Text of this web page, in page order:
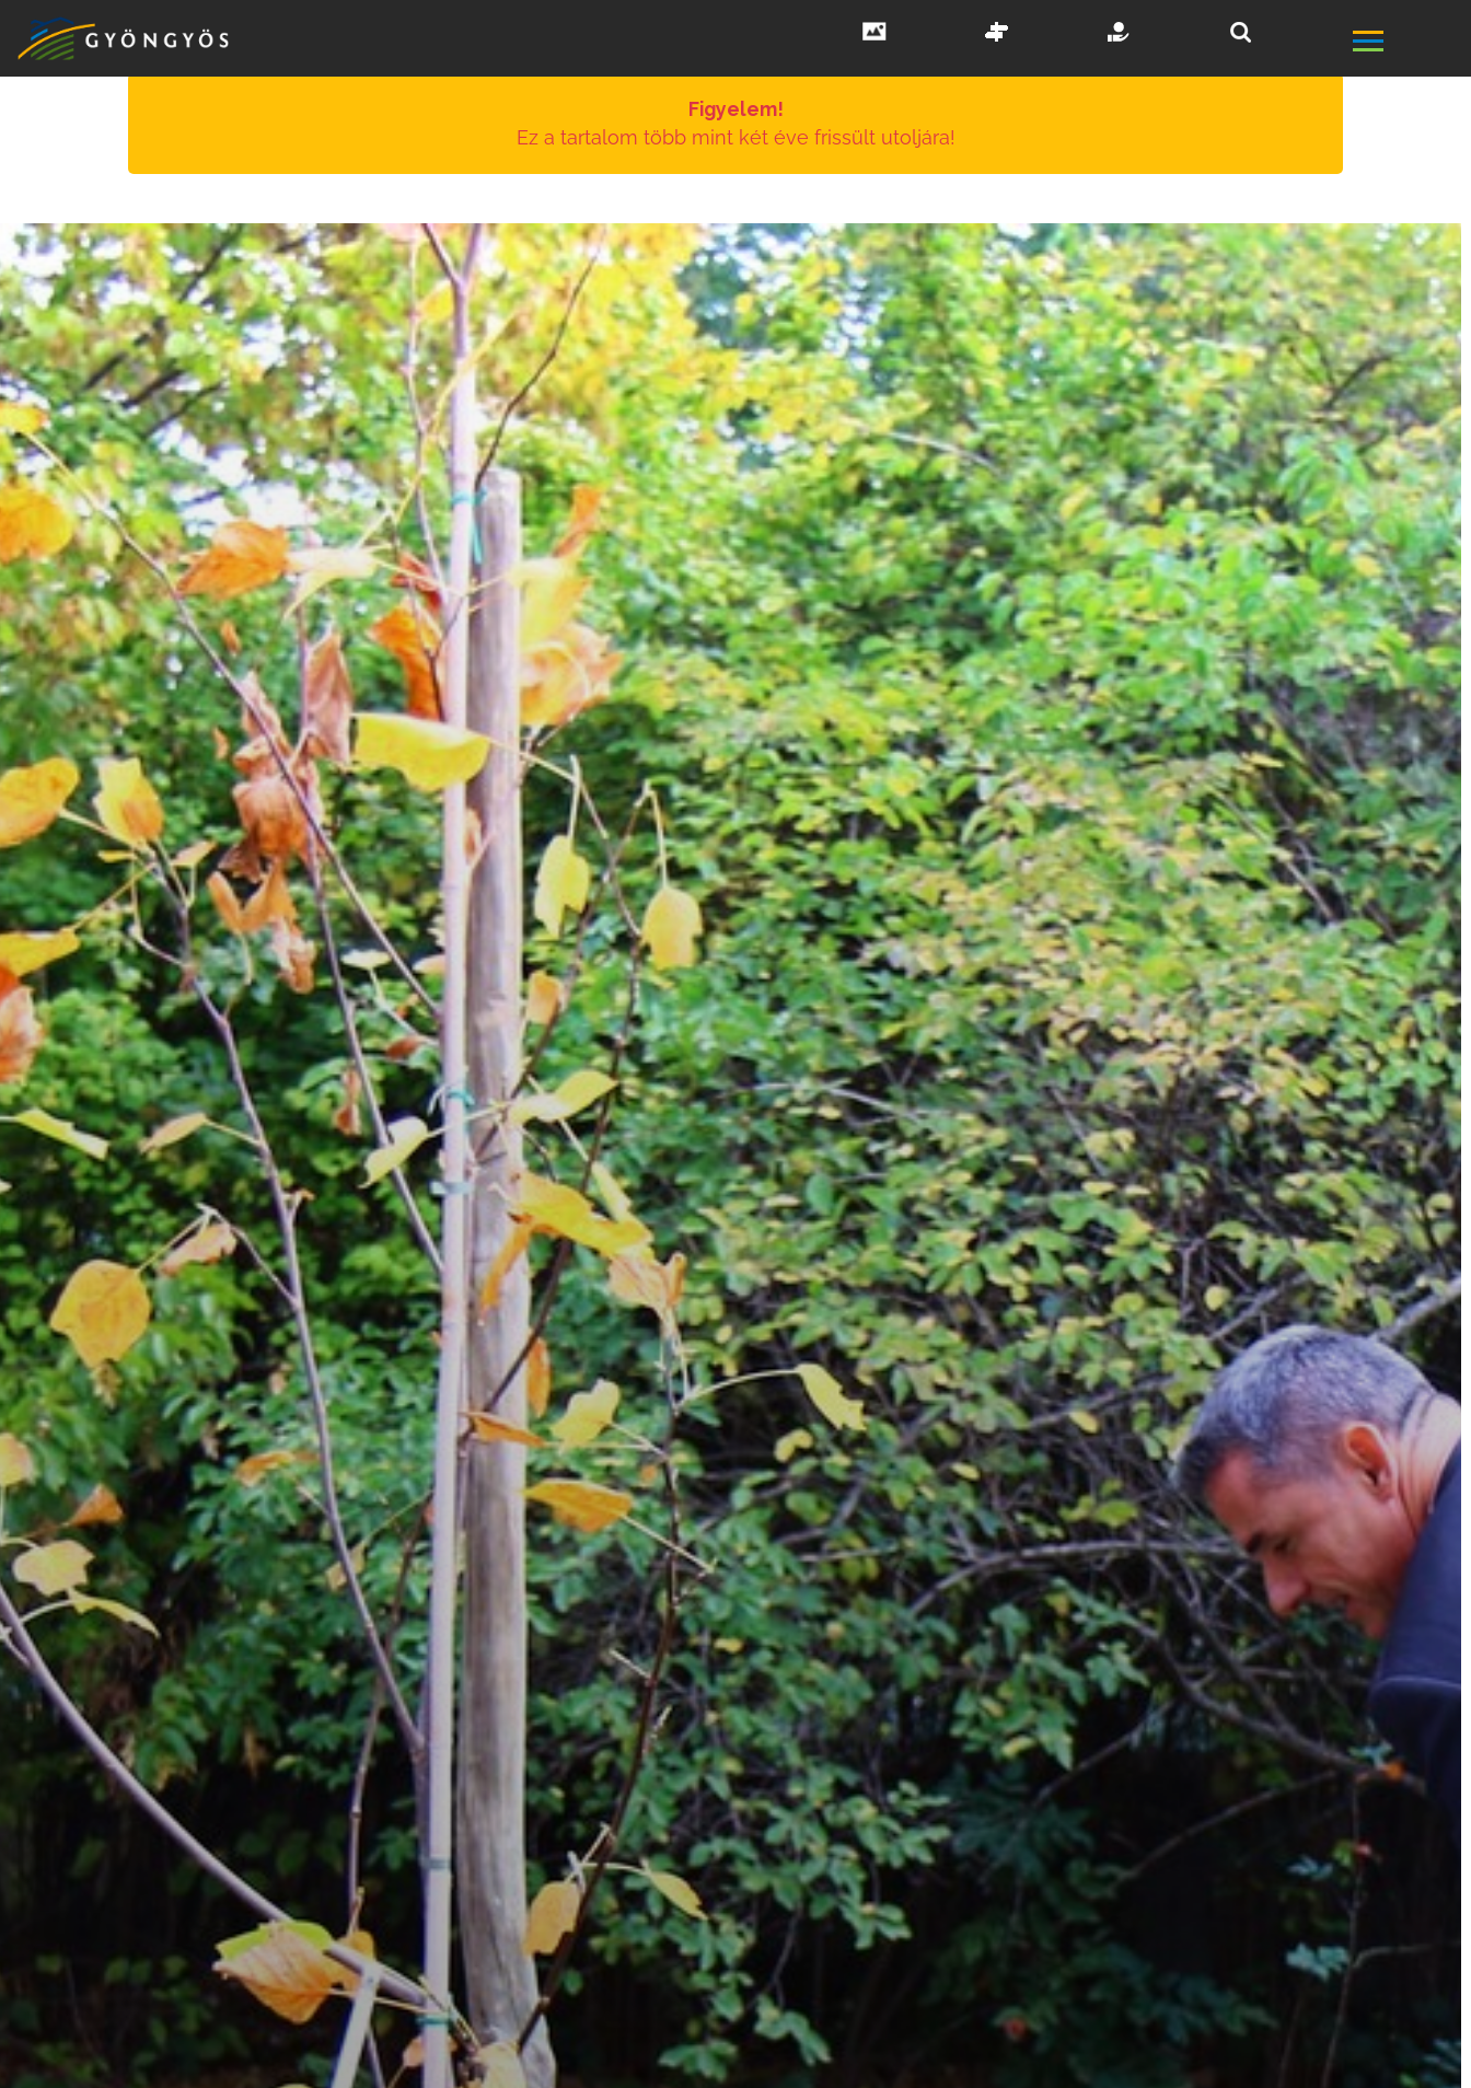
A
VÁROS
KIEMELT
LÁTVÁNYOSSÁGOK
GYÖNGYÖS
VÁROS
ÉRTÉKTÁRA
VÁROSUNKRÓL
LAKOSSÁGI
INFORMÁCIÓK
HASZNOS
KVÍZ
A
VÁROS
PÉNZÜGYEI
KÖLTSÉGVETÉSI
RENDELETEK
AZ
ÉPÜLŐ
VÁROS
FEJLESZTÉSEK
KÖRNYEZETVÉDELEM
TELEPÜLÉSRENDEZÉS
KONCEPCIÓK
BEJELENTŐ
Figyelem!
Ez a tartalom több mint két éve frissült utoljára!